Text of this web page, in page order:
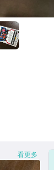
看更多